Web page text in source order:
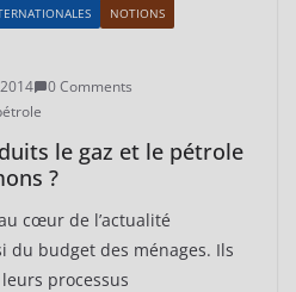
NOTIONS
0 Comments
le gaz et le pétrole
?
cœur de l’actualité
du budget des ménages. Ils
processus